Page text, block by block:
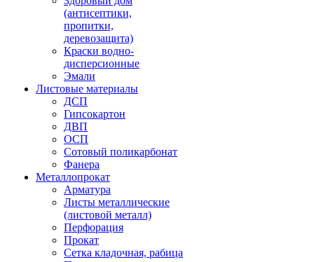
(антисептики,
пропитки,
деревозащита)
Краски водно-
дисперсионные
Эмали
Листовые материалы
ДСП
Гипсокартон
ДВП
ОСП
Сотовый поликарбонат
Фанера
Металлопрокат
Арматура
Листы металлические
(листовой металл)
Перфорация
Прокат
Сетка кладочная, рабица